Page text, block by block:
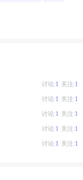
讨论:1 关注:1
讨论:1 关注:1
讨论:1 关注:1
讨论:1 关注:1
讨论:1 关注:1